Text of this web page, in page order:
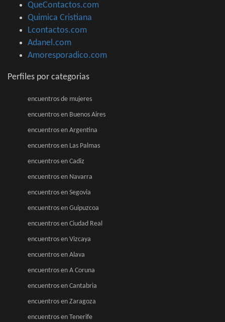
QueContactos.com
Quimica Cristiana
Lcontactos.com
Adanel.com
Amoresporadico.com
Perfiles por categorias
encuentros de mujeres
encuentros en Buenos Aires
encuentros en Argentina
encuentros en Las Palmas
encuentros en Cadiz
encuentros en Navarra
encuentros en Segovia
encuentros en Guipuzcoa
encuentros en Ciudad Real
encuentros en Vizcaya
encuentros en Alava
encuentros en A Coruna
encuentros en Cantabria
encuentros en Zaragoza
encuentros en Tenerife